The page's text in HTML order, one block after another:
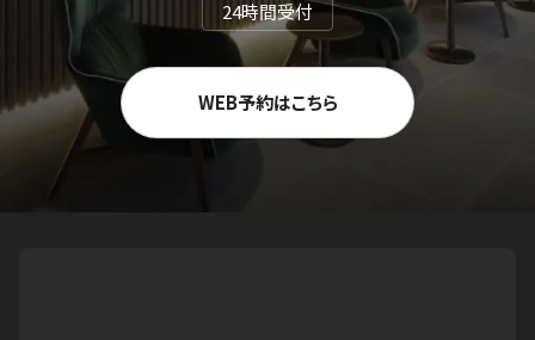
24時間受付
WEB予約はこちら